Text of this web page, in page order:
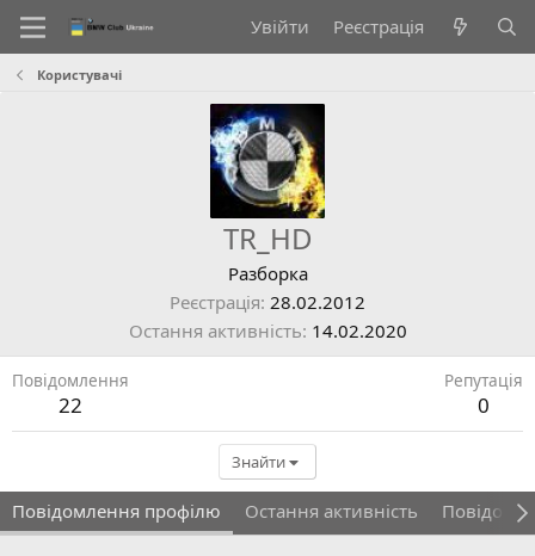
Увійти Реєстрація
Користувачі
TR_HD
Разборка
Реєстрація 28.02.2012
Остання активність 14.02.2020
Повідомлення
22
Репутація
0
Знайти
Повідомлення профілю Остання активність